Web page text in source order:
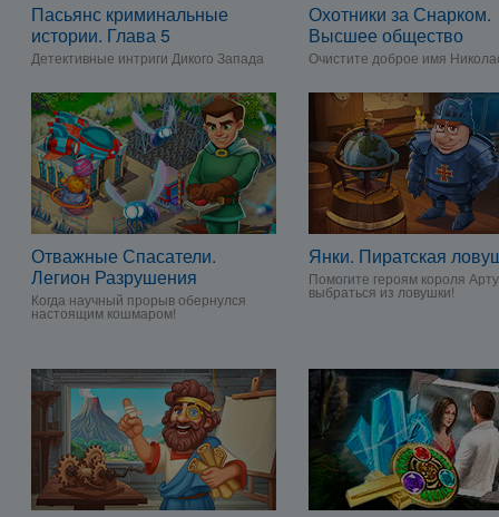
Пасьянс криминальные
истории. Глава 5
Детективные интриги Дикого Запада
Охотники за Снарком.
Высшее общество
Очистите доброе имя
Отважные Спасатели.
Легион Разрушения
Когда научный прорыв обернулся
настоящим кошмаром!
Янки. Пиратская
Помогите героям короля
выбраться из ловушки!